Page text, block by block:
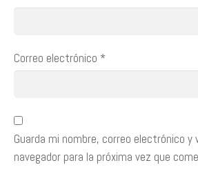
Correo electrónico *
Guarda mi nombre, correo electrónico y
navegador para la próxima vez que